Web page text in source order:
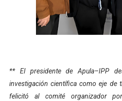
Plan Vacacional
Expertos inspeccionan
** El presidente de Apula–IPP
investigación científica como eje de
felicitó al comité organizador